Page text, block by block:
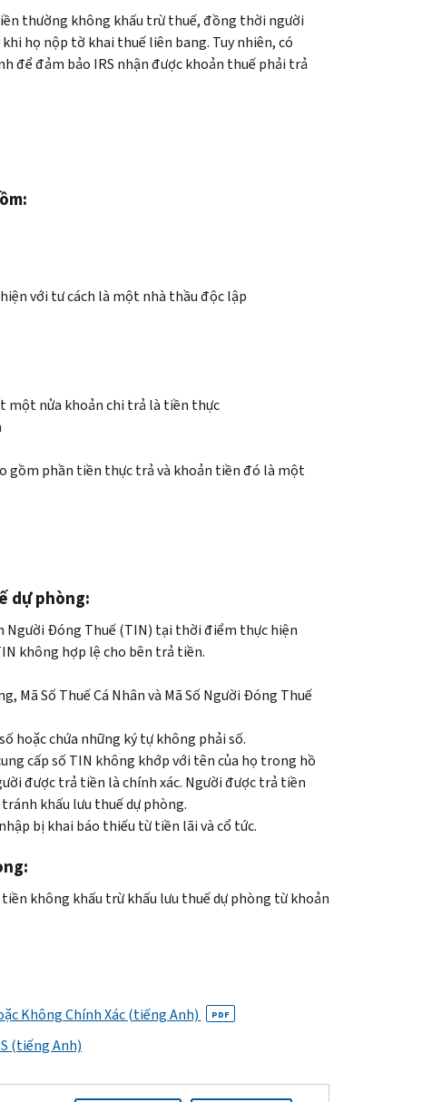
thường không khấu trừ thuế, đồng thời người
họ nộp tờ khai thuế liên bang. Tuy nhiên, có
để đảm bảo IRS nhận được khoản thuế phải trả
với tư cách là một nhà thầu độc lập
một nửa khoản chi trả là tiền thực
gồm phần tiền thực trả và khoản tiền đó là một
dự phòng:
Người Đóng Thuế (TIN) tại thời điểm thực hiện
không hợp lệ cho bên trả tiền.
Mã Số Thuế Cá Nhânvà Mã Số Người Đóng Thuế
hoặc chứa những ký tự không phải số.
cấp số TIN không khớp với tên của họ trong hồ
được trả tiền là chính xác. Người được trả tiền
khấu lưu thuế dự phòng.
bị khai báo thiếu từ tiền lãi và cổ tức.
không khấu trừ khấu lưu thuế dự phòng từ khoản
Không Chính Xác (tiếng Anh)
PDF
(tiếng Anh)